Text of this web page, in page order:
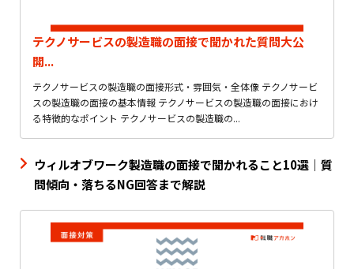
テクノサービスの製造職の面接で聞かれた質問大公
開...
テクノサービスの製造職の面接形式・雰囲気・全体像 テクノサービ
スの製造職の面接の基本情報 テクノサービスの製造職の面接におけ
る特徴的なポイント テクノサービスの製造職の...
ウィルオブワーク製造職の面接で聞かれること10選｜質
問傾向・落ちるNG回答まで解説